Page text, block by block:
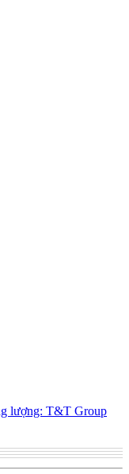
lượng: T&T Group